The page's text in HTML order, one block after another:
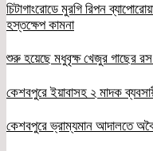
চিটাগাংরোডে মুরগি রিপন
হস্তক্ষেপ কামনা
শুরু হয়েছে মধুবৃক্ষ খেজুর গাছের
কেশবপুরে ইয়াবাসহ ২ মাদক
কেশবপুরে ভ্রাম্যমান আদালতে